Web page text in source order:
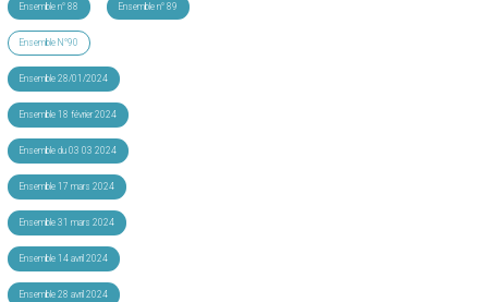
Ensemble n° 88 Ensemble n° 89
Ensemble N°90
Ensemble 28/01/2024
Ensemble 18 février 2024
Ensemble du 03 03 2024
Ensemble 17 mars 2024
Ensemble 31 mars 2024
Ensemble 14 avril 2024
Ensemble 28 avril 2024